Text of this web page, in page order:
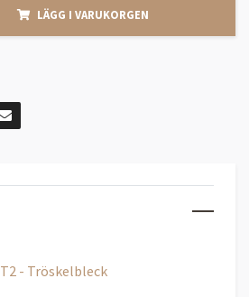
LÄGG I VARUKORGEN
T2 - Tröskelbleck